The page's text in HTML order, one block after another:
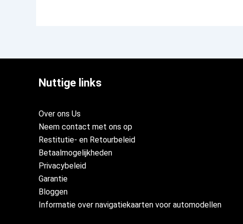
Nuttige links
Over ons Us
Neem contact met ons op
Restitutie- en Retourbeleid
Betaalmogelijkheden
Privacybeleid
Garantie
Bloggen
Informatie over navigatiekaarten voor automodellen